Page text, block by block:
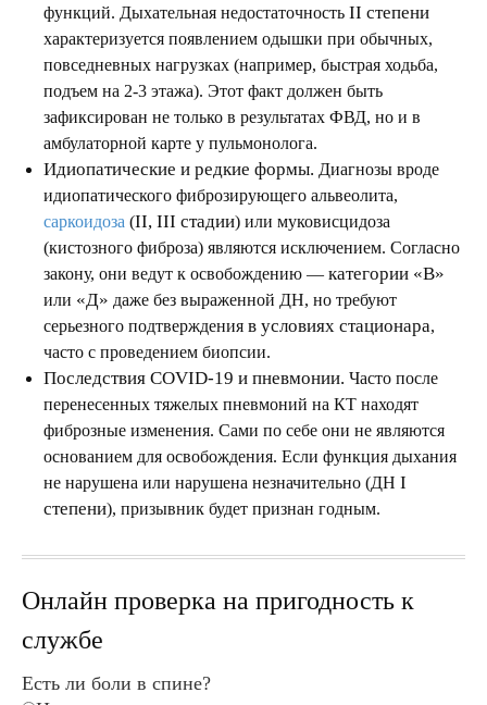
функций. Дыхательная недостаточность II степени
характеризуется появлением одышки при обычных,
повседневных нагрузках (например, быстрая ходьба,
подъем на 2-3 этажа). Этот факт должен быть
зафиксирован не только в результатах ФВД, но и в
амбулаторной карте у пульмонолога.
Идиопатические и редкие формы. Диагнозы вроде
идиопатического фиброзирующего альвеолита,
саркоидоза (II, III стадии) или муковисцидоза
(кистозного фиброза) являются исключением. Согласно
закону, они ведут к освобождению — категории «В»
или «Д» даже без выраженной ДН, но требуют
серьезного подтверждения в условиях стационара,
часто с проведением биопсии.
Последствия COVID-19 и пневмонии. Часто после
перенесенных тяжелых пневмоний на КТ находят
фиброзные изменения. Сами по себе они не являются
основанием для освобождения. Если функция дыхания
не нарушена или нарушена незначительно (ДН I
степени), призывник будет признан годным.
Онлайн проверка на пригодность к
службе
Есть ли боли в спине?